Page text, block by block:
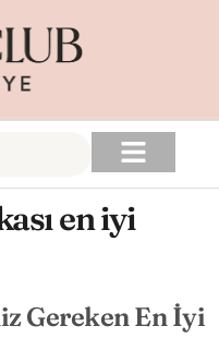
en iyi
Gereken En İyi